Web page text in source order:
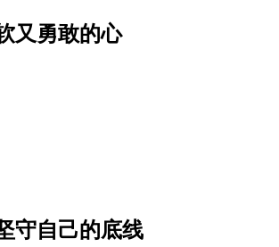
又勇敢的心
守自己的底线